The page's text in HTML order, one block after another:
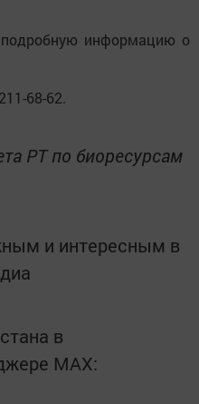
подробную информацию о
68-62.
РТ по биоресурсам
и интересным в
в
MАХ: